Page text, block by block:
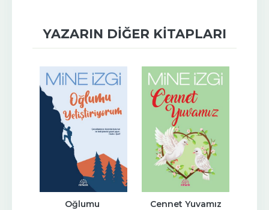
YAZARIN DIĞER KITAPLARI
Oğlumu
Cennet Yuvamız